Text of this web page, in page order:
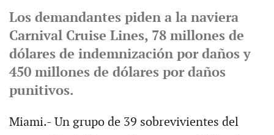
Los demandantes piden a la naviera
Carnival Cruise Lines, 78 millones de
dólares de indemnización por daños y
450 millones de dólares por daños
punitivos.
Miami.- Un grupo de 39 sobrevivientes del